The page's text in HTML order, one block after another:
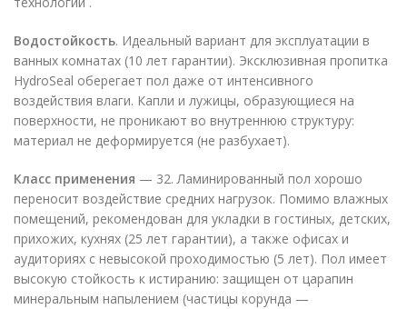
Водостойкость. Идеальный вариант для эксплуатации в
ванных комнатах (10 лет гарантии). Эксклюзивная пропитка
HydroSeal оберегает пол даже от интенсивного
воздействия влаги. Капли и лужицы, образующиеся на
поверхности, не проникают во внутреннюю структуру:
материал не деформируется (не разбухает).
Класс применения — 32. Ламинированный пол хорошо
переносит воздействие средних нагрузок. Помимо влажных
помещений, рекомендован для укладки в гостиных, детских,
прихожих, кухнях (25 лет гарантии), а также офисах и
аудиториях с невысокой проходимостью (5 лет). Пол имеет
высокую стойкость к истиранию: защищен от царапин
минеральным напылением (частицы корунда —